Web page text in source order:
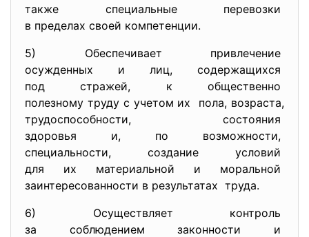
также специальные перевозки
в пределах своей компетенции.
5) Обеспечивает привлечение
осужденных и лиц, содержащихся
под стражей, к общественно
полезному труду с учетом их пола, возраста,
трудоспособности, состояния
здоровья и, по возможности,
специальности, создание условий
для их материальной и моральной
заинтересованности в результатах труда.
6) Осуществляет контроль
за соблюдением законности и